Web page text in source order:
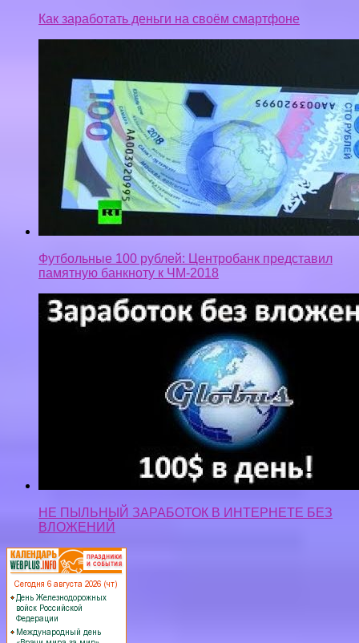
Как заработать деньги на своём смартфоне
Футбольные 100 рублей: Центробанк представил
памятную банкноту к ЧМ-2018
НЕ ПЫЛЬНЫЙ ЗАРАБОТОК В ИНТЕРНЕТЕ БЕЗ
ВЛОЖЕНИЙ